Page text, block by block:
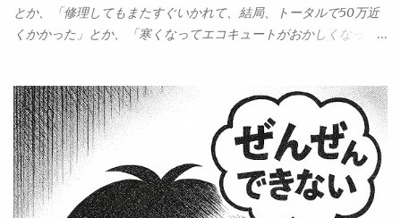
人、いるんですかい？ 私なんぞは、逆に「お前にだけは絶対投
票しないぞ」と思ったりするけどな。
とか、「修理してもまたすぐいかれて、結局、トータルで50万近
くかかった」とか、「寒くなってエコキュートがおかしくなって
まぁ順位付けでは5番目ぐらいの出来事が「大腸がんになって手術
したこと」だろう。 秀和が倒産した直後、血便が出て大腸にポリ
ープができてるのがわかって、それを生検したら癌になってるこ
とがわかって、2週間入院して大腸を15センチぐらい切って、現
在、抗がん剤治療中です――なんてことを書くと、あちこちから
「大丈夫ですか？ 大変なことになりましたね」的な対応をされ